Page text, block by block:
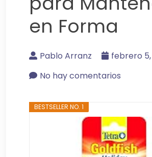
en Forma
Pablo Arranz
febrero
No hay comentarios
BESTSELLER NO. 1